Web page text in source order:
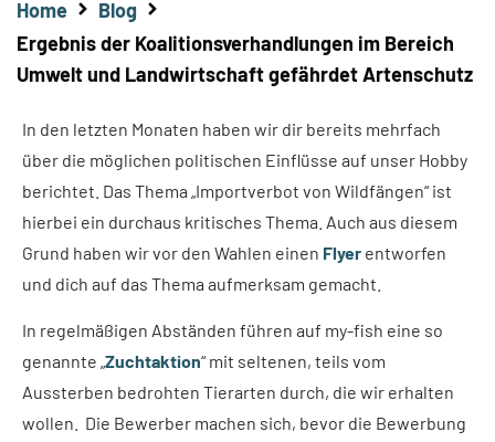
Home
Blog
Ergebnis der Koalitionsverhandlungen im Bereich
Umwelt und Landwirtschaft gefährdet Artenschutz
In den letzten Monaten haben wir dir bereits mehrfach
über die möglichen politischen Einflüsse auf unser Hobby
berichtet. Das Thema „Importverbot von Wildfängen“ ist
hierbei ein durchaus kritisches Thema. Auch aus diesem
Grund haben wir vor den Wahlen einen Flyer entworfen
und dich auf das Thema aufmerksam gemacht.
In regelmäßigen Abständen führen auf my-fish eine so
genannte „Zuchtaktion“ mit seltenen, teils vom
Aussterben bedrohten Tierarten durch, die wir erhalten
wollen. Die Bewerber machen sich, bevor die Bewerbung